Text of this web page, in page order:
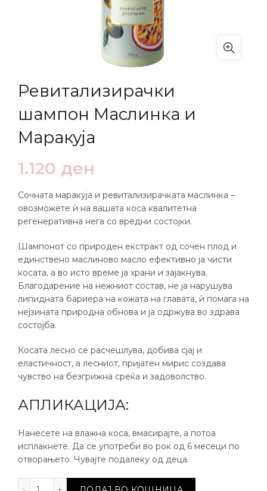
Ревитализирачки
шампон Маслинка и
Маракуја
1.120 ден
Сочната маракуја и ревитализирачката маслинка –
овозможете ѝ на вашата коса квалитетна
регенеративна нега со вредни состојки.
Шампонот со природен екстракт од сочен плод и
единствено маслиново масло ефективно ја чисти
косата, а во исто време ја храни и зајакнува.
Благодарение на нежниот состав, не ја нарушува
липидната бариера на кожата на главата, ѝ помага на
нејзината природна обнова и ја одржува во здравa
состојбa.
Косата лесно се расчешлува, добива сјај и
еластичност, а лесниот, пријатен мирис создава
чувство на безгрижна среќа и задоволство.
АПЛИКАЦИЈА:
Нанесете на влажна коса, вмасирајте, а потоа
исплакнете. Да се употреби во рок од 6 месеци по
отворањето. Чувајте подалеку од деца.
Ревитализирачки шампон Маслинка и Маракуја